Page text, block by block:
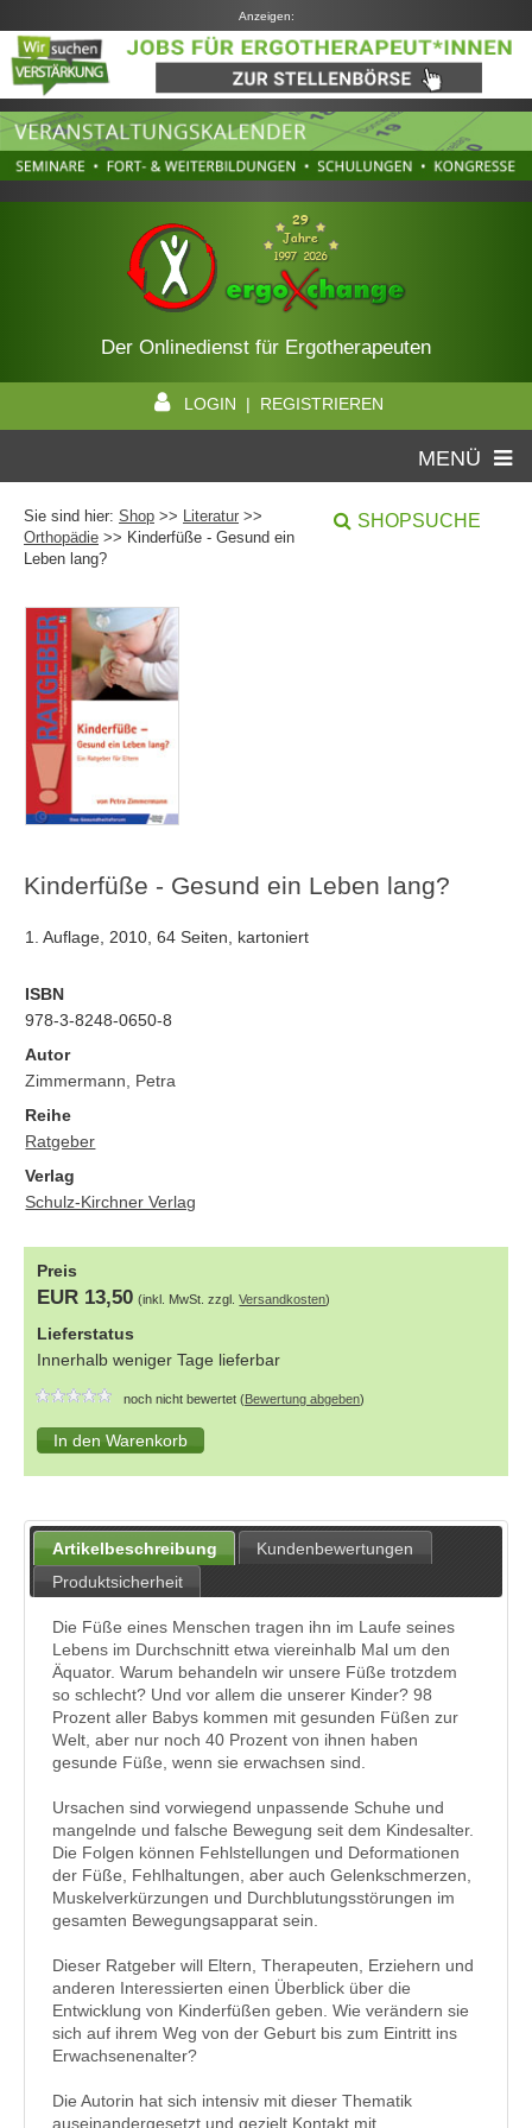
Anzeigen:
Der Onlinedienst für Ergotherapeuten
LOGIN | REGISTRIEREN
MENÜ
Sie sind hier: Shop >> Literatur >>
Orthopädie >> Kinderfüße - Gesund ein
Leben lang?
SHOPSUCHE
Kinderfüße - Gesund ein Leben lang?
1. Auflage, 2010, 64 Seiten, kartoniert
ISBN
978-3-8248-0650-8
Autor
Zimmermann, Petra
Reihe
Ratgeber
Verlag
Schulz-Kirchner Verlag
Preis
EUR 13,50 (inkl. MwSt. zzgl.Versandkosten)
Lieferstatus
Innerhalb weniger Tage lieferbar
noch nicht bewertet (Bewertung abgeben)
Artikelbeschreibung
Kundenbewertungen
Produktsicherheit
Die Füße eines Menschen tragen ihn im Laufe seines
Lebens im Durchschnitt etwa viereinhalb Mal um den
Äquator. Warum behandeln wir unsere Füße trotzdem
so schlecht? Und vor allem die unserer Kinder? 98
Prozent aller Babys kommen mit gesunden Füßen zur
Welt, aber nur noch 40 Prozent von ihnen haben
gesunde Füße, wenn sie erwachsen sind.
Ursachen sind vorwiegend unpassende Schuhe und
mangelnde und falsche Bewegung seit dem Kindesalter.
Die Folgen können Fehlstellungen und Deformationen
der Füße, Fehlhaltungen, aber auch Gelenkschmerzen,
Muskelverkürzungen und Durchblutungsstörungen im
gesamten Bewegungsapparat sein.
Dieser Ratgeber will Eltern, Therapeuten, Erziehern und
anderen Interessierten einen Überblick über die
Entwicklung von Kinderfüßen geben. Wie verändern sie
sich auf ihrem Weg von der Geburt bis zum Eintritt ins
Erwachsenenalter?
Die Autorin hat sich intensiv mit dieser Thematik
auseinandergesetzt und gezielt Kontakt mit